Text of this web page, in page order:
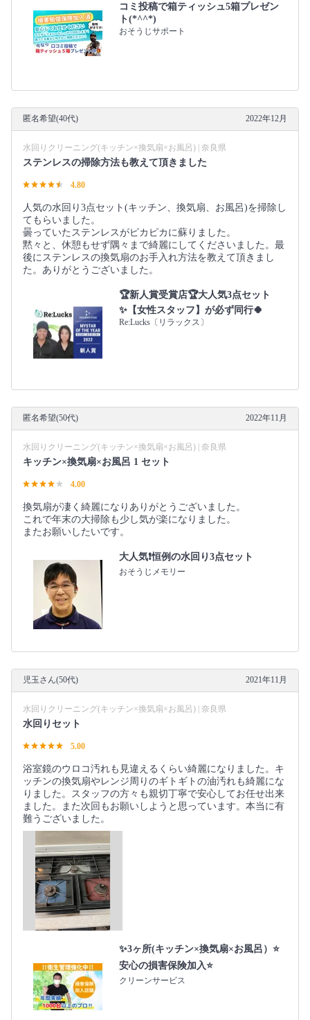
コミ投稿で箱ティッシュ5箱プレゼン
ト(*^^*)
おそうじサポート
匿名希望(40代) 2022年12月
水回りクリーニング(キッチン×換気扇×お風呂) | 奈良県
ステンレスの掃除方法も教えて頂きました
4.80
人気の水回り3点セット(キッチン、換気扇、お風呂)を掃除し
てもらいました。
曇っていたステンレスがピカピカに蘇りました。
黙々と、休憩もせず隅々まで綺麗にしてくださいました。最
後にステンレスの換気扇のお手入れ方法を教えて頂きまし
た。ありがとうございました。
🏆️新人賞受賞店🏆️大人気3点セット
✨【女性スタッフ】が必ず同行🍀
Re:Lucks〔リラックス〕
匿名希望(50代) 2022年11月
水回りクリーニング(キッチン×換気扇×お風呂) | 奈良県
キッチン×換気扇×お風呂 1 セット
4.00
換気扇が凄く綺麗になりありがとうございました。
これで年末の大掃除も少し気が楽になりました。
またお願いしたいです。
大人気❗️恒例の水回り3点セット
おそうじメモリー
児玉さん(50代) 2021年11月
水回りクリーニング(キッチン×換気扇×お風呂) | 奈良県
水回りセット
5.00
浴室鏡のウロコ汚れも見違えるくらい綺麗になりました。キ
ッチンの換気扇やレンジ周りのギトギトの油汚れも綺麗にな
りました。スタッフの方々も親切丁寧で安心してお任せ出来
ました。また次回もお願いしようと思っています。本当に有
難うございました。
✨3ヶ所(キッチン×換気扇×お風呂）⭐️
安心の損害保険加入⭐️
クリーンサービス